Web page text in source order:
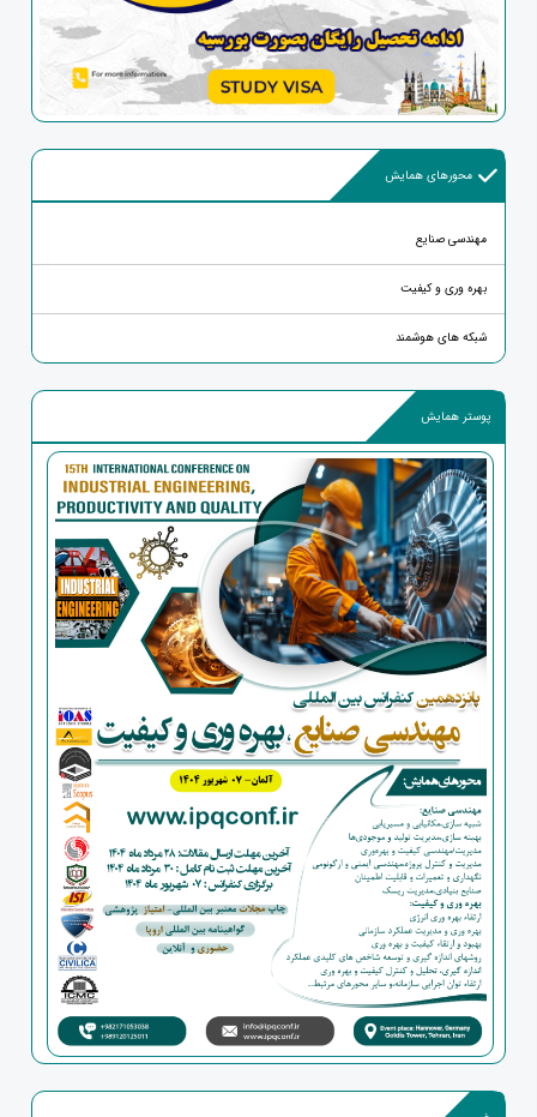
محورهای همایش
مهندسی صنایع
بهره وری و کیفیت
شبکه های هوشمند
پوستر همایش